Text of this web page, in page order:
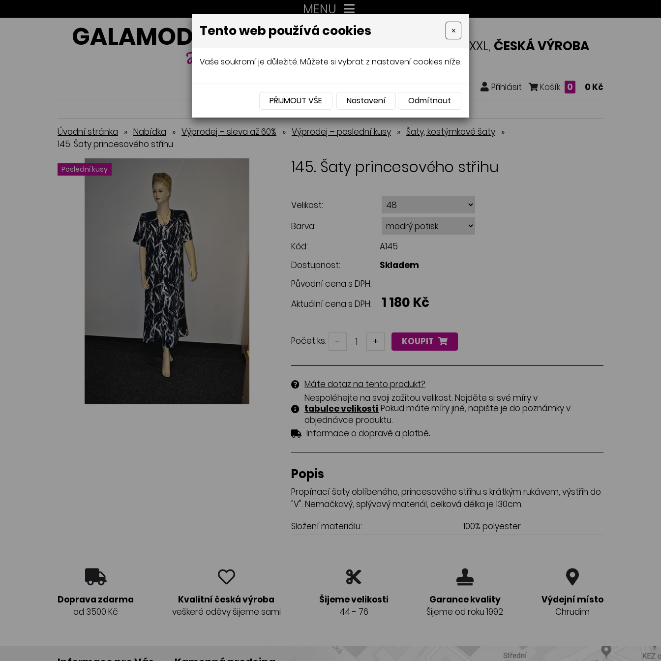
MENU
GALAMODA-XXL
Jana Mládková
AUTORSKÉ ŠITÍ, DÁMSKÉ VELIKOSTI XXL, ČESKÁ VÝROBA
Přihlásit Košík 0 0 Kč
NABÍDKA
Úvodní stránka » Nabídka » Výprodej – sleva až 60% » Výprodej – poslední kusy » Šaty, kostýmkové šaty »
145. Šaty princesového střihu
Poslední kusy 145. Šaty princesového střihu
Velikost:
Barva:
Kód:
A145
Dostupnost:
Skladem
Původní cena s DPH:
Aktuální cena s DPH:
1 180 Kč
Počet ks: - + KOUPIT
Máte dotaz na tento produkt?
Nespoléhejte na svoji zažitou velikost. Najděte si své míry v
tabulce velikostí Pokud máte míry jiné, napište je do poznámky v
objednávce produktu.
Informace o dopravě a platbě.
Popis
Propínací šaty oblíbeného, princesového střihu s krátkým rukávem, výstřih do
"V". Nemačkavý, splývavý materiál, celková délka je 130cm.
Složení materiálu:
100% polyester
Doprava zdarma
od 3500 Kč
Kvalitní česká výroba
veškeré oděvy šijeme sami
Šijeme velikosti
44 - 76
Garance kvality
Šijeme od roku 1992
Výdejní místo
Chrudim
Tento web používá cookies ×
Vaše soukromí je důležité. Můžete si vybrat z nastavení cookies níže.
PŘIJMOUT VŠE Nastavení Odmítnout